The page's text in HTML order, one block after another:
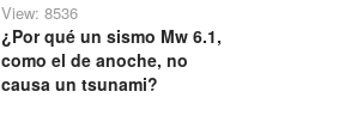
View: 8536
¿Por qué un sismo Mw 6.1,
como el de anoche, no
causa un tsunami?